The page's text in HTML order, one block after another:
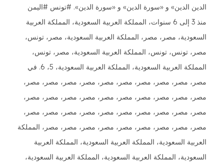
الدين» و «سورة الدين» و «سورة الدين». #تونس #اليمن
منذ 3 إلى 6 سنوات، المملكة العربية السعودية، المملكة العربية
مصر، مصر، المملكة العربية السعودية، مصر، تونس،
تونس، تونس، المملكة العربية السعودية، مصر، تونس،
المملكة العربية السعودية، المملكة العربية السعودية، 5، 6. في
مصر، مصر، مصر، مصر، مصر، مصر، مصر، مصر، مصر،
مصر، مصر، مصر، مصر، مصر، مصر، مصر، مصر، مصر،
مصر، مصر، مصر، مصر، مصر، مصر، مصر، مصر، مصر،
مصر، مصر، مصر، مصر، مصر، مصر، مصر، مصر، المملكة
السعودية، المملكة العربية السعودية، المملكة العربية
المملكة العربية السعودية، المملكة العربية السعودية،